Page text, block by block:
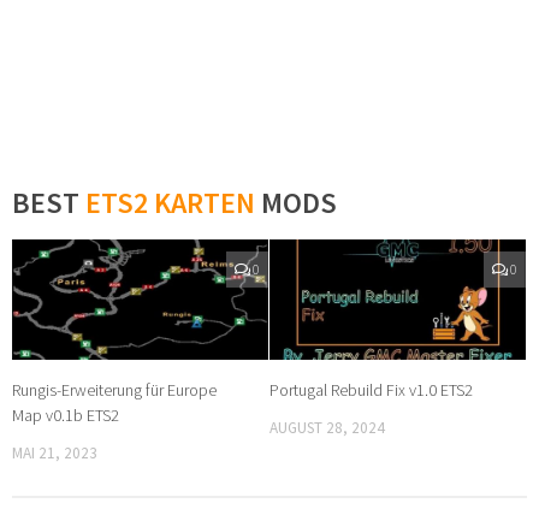
BEST ETS2 KARTEN MODS
0
Rungis-Erweiterung für Europe
Map v0.1b ETS2
MAI 21, 2023
0
Portugal Rebuild Fix v1.0 ETS2
AUGUST 28, 2024